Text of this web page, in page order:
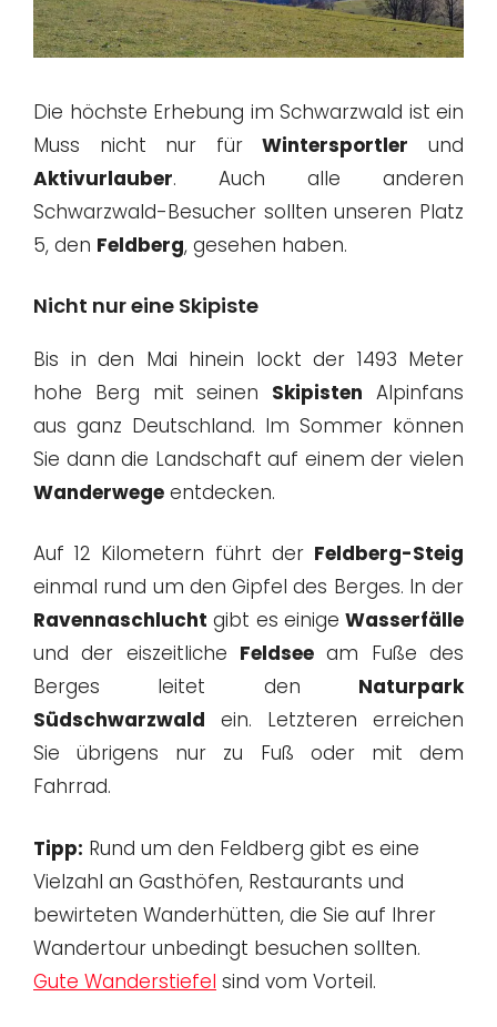
Die höchste Erhebung im Schwarzwald ist ein
Muss nicht nur fürWintersportler und
Aktivurlauber. Auch alle anderen
Schwarzwald-Besucher sollten unseren Platz
5, den Feldberg, gesehen haben.
Nicht nur eine Skipiste
Bis in den Mai hinein lockt der 1493 Meter
hohe Berg mit seinen Skipisten Alpinfans
aus ganz Deutschland. Im Sommer können
Sie dann die Landschaft auf einem der vielen
Wanderwege entdecken.
Auf 12 Kilometern führt der Feldberg-Steig
einmal rund um den Gipfel des Berges. In der
Ravennaschlucht gibt es einige Wasserfälle
und der eiszeitliche Feldsee am Fuße des
Berges leitet den Naturpark
Südschwarzwald ein. Letzteren erreichen
Sie übrigens nur zu Fuß oder mit dem
Fahrrad.
Tipp: Rund um den Feldberg gibt es eine
Vielzahl an Gasthöfen, Restaurants und
bewirteten Wanderhütten, die Sie auf Ihrer
Wandertour unbedingt besuchen sollten.
Gute Wanderstiefel sind vom Vorteil.